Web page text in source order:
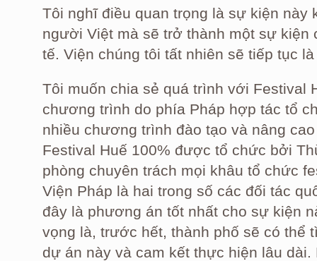
Tôi nghĩ điều quan trọng là sự kiện này
người Việt mà sẽ trở thành một sự kiện
tế. Viện chúng tôi tất nhiên sẽ tiếp tục
Tôi muốn chia sẻ quá trình với Festival
chương trình do phía Pháp hợp tác tổ
nhiều chương trình đào tạo và nâng
Festival Huế 100% được tổ chức bởi
phòng chuyên trách mọi khâu tổ chức
Viện Pháp là hai trong số các đối tác
đây là phương án tốt nhất cho sự kiện
vọng là, trước hết, thành phố sẽ có thể
dự án này và cam kết thực hiện lâu